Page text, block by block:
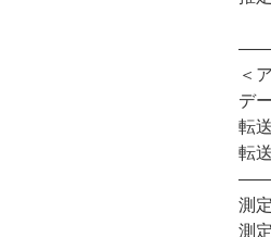
＜
デ
転
転
測
測